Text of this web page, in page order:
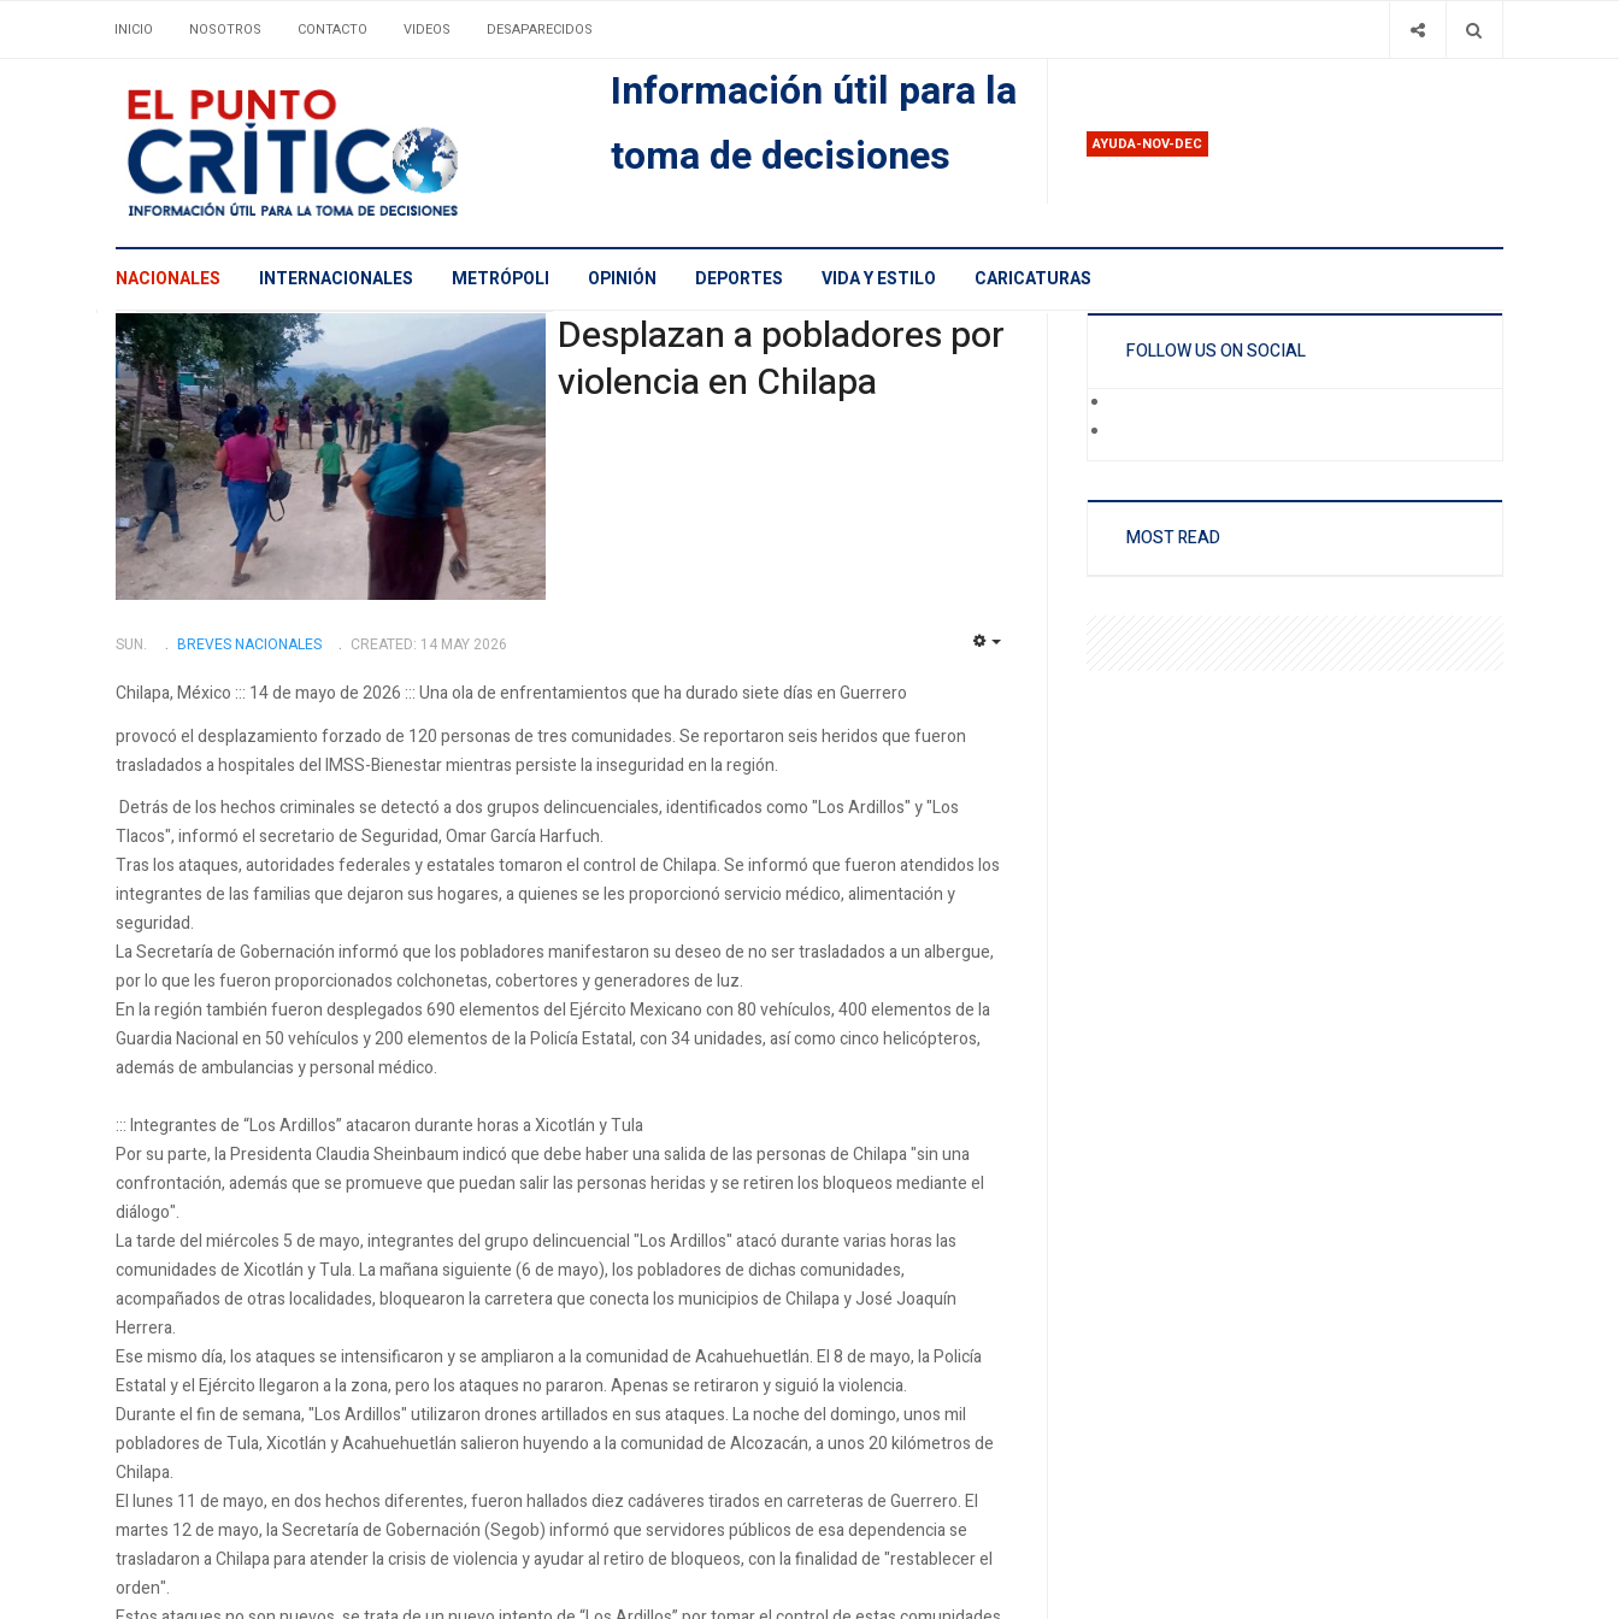
INICIO NOSOTROS CONTACTO VIDEOS DESAPARECIDOS
Información útil para la
toma de decisiones
AYUDA-NOV-DEC
NACIONALES INTERNACIONALES METRÓPOLI OPINIÓN DEPORTES VIDA Y ESTILO CARICATURAS
Desplazan a pobladores por
violencia en Chilapa
SUN. BREVES NACIONALES CREATED: 14 MAY 2026
Chilapa, México ::: 14 de mayo de 2026 ::: Una ola de enfrentamientos que ha durado siete días en Guerrero
provocó el desplazamiento forzado de 120 personas de tres comunidades. Se reportaron seis heridos que fueron
trasladados a hospitales del IMSS-Bienestar mientras persiste la inseguridad en la región.
Detrás de los hechos criminales se detectó a dos grupos delincuenciales, identificados como "Los Ardillos" y "Los
Tlacos", informó el secretario de Seguridad, Omar García Harfuch.
Tras los ataques, autoridades federales y estatales tomaron el control de Chilapa. Se informó que fueron atendidos los
integrantes de las familias que dejaron sus hogares, a quienes se les proporcionó servicio médico, alimentación y
seguridad.
La Secretaría de Gobernación informó que los pobladores manifestaron su deseo de no ser trasladados a un albergue,
por lo que les fueron proporcionados colchonetas, cobertores y generadores de luz.
En la región también fueron desplegados 690 elementos del Ejército Mexicano con 80 vehículos, 400 elementos de la
Guardia Nacional en 50 vehículos y 200 elementos de la Policía Estatal, con 34 unidades, así como cinco helicópteros,
además de ambulancias y personal médico.
::: Integrantes de “Los Ardillos” atacaron durante horas a Xicotlán y Tula
Por su parte, la Presidenta Claudia Sheinbaum indicó que debe haber una salida de las personas de Chilapa "sin una
confrontación, además que se promueve que puedan salir las personas heridas y se retiren los bloqueos mediante el
diálogo".
La tarde del miércoles 5 de mayo, integrantes del grupo delincuencial "Los Ardillos" atacó durante varias horas las
comunidades de Xicotlán y Tula. La mañana siguiente (6 de mayo), los pobladores de dichas comunidades,
acompañados de otras localidades, bloquearon la carretera que conecta los municipios de Chilapa y José Joaquín
Herrera.
Ese mismo día, los ataques se intensificaron y se ampliaron a la comunidad de Acahuehuetlán. El 8 de mayo, la Policía
Estatal y el Ejército llegaron a la zona, pero los ataques no pararon. Apenas se retiraron y siguió la violencia.
Durante el fin de semana, "Los Ardillos" utilizaron drones artillados en sus ataques. La noche del domingo, unos mil
pobladores de Tula, Xicotlán y Acahuehuetlán salieron huyendo a la comunidad de Alcozacán, a unos 20 kilómetros de
Chilapa.
El lunes 11 de mayo, en dos hechos diferentes, fueron hallados diez cadáveres tirados en carreteras de Guerrero. El
martes 12 de mayo, la Secretaría de Gobernación (Segob) informó que servidores públicos de esa dependencia se
trasladaron a Chilapa para atender la crisis de violencia y ayudar al retiro de bloqueos, con la finalidad de "restablecer el
orden".
FOLLOW US ON SOCIAL
MOST READ